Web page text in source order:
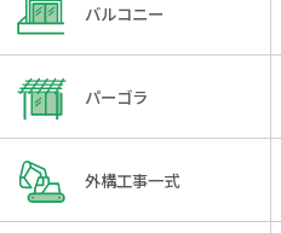
バルコニー
パーゴラ
外構工事一式